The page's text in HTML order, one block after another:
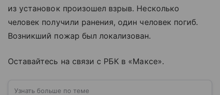
из установок произошел взрыв. Несколько
человек получили ранения, один человек погиб.
Возникший пожар был локализован.
Оставайтесь на связи с РБК в «Максе».
Узнать больше по теме